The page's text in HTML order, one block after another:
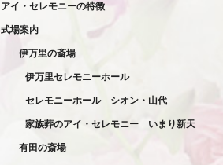
アイ・セレモニーの特徴
式場案内
伊万里の斎場
伊万里セレモニーホール
セレモニーホール シオン・山代
家族葬のアイ・セレモニー いまり新天
有田の斎場